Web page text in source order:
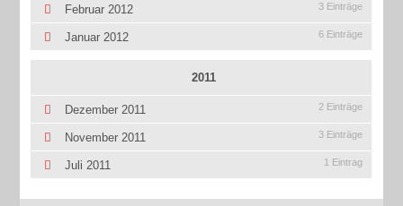
Februar 2012 3 Einträge
Januar 2012 6 Einträge
2011
Dezember 2011 2 Einträge
November 2011 3 Einträge
Juli 2011 1 Eintrag